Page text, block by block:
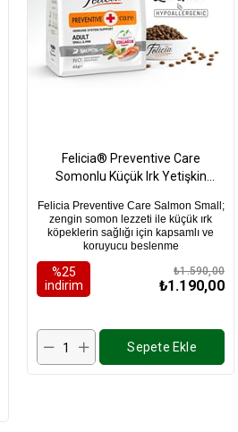
Felicia® Preventive Care
Somonlu Küçük Irk Yetişkin
Felicia Preventive Care Salmon Small;
zengin somon lezzeti ile küçük ırk
köpeklerin sağlığı için kapsamlı ve
koruyucu beslenme
%25
i̇ndirim
₺1.190,00
₺1.590,00
Sepete Ekle